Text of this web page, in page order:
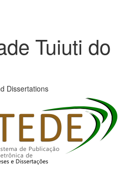
Tuiuti do
Dissertations